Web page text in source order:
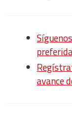
avance